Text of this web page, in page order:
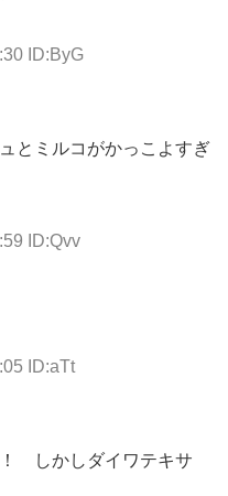
ID:ByG
とミルコがかっこよすぎ
ID:Qvv
ID:aTt
しかしダイワテキサ